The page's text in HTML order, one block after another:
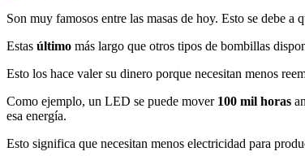
Son muy famosos entre las masas de hoy. Esto se debe
Estas último más largo que otros tipos de bombillas
Esto los hace valer su dinero porque necesitan menos
Como ejemplo, un LED se puede mover 100 mil horas
esa energía.
Esto significa que necesitan menos electricidad para